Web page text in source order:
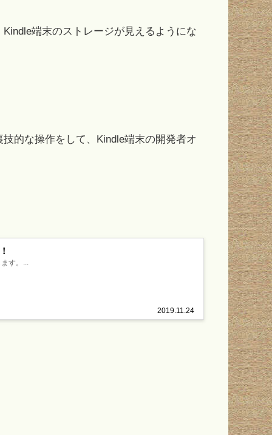
端末のストレージが見えるようにな
的な操作をして、Kindle端末の開発者オ
2019.11.24
す。...